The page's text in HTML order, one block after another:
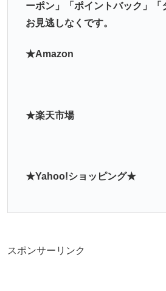
ーポン」「ポイントバック」「
お見逃しなくです。
★Amazon
★楽天市場
★Yahoo!ショッピング★
スポンサーリンク